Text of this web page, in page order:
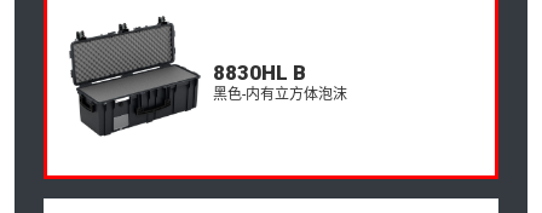
8830HL B
黑色-内有立方体泡沫